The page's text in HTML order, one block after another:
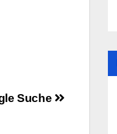
Suche